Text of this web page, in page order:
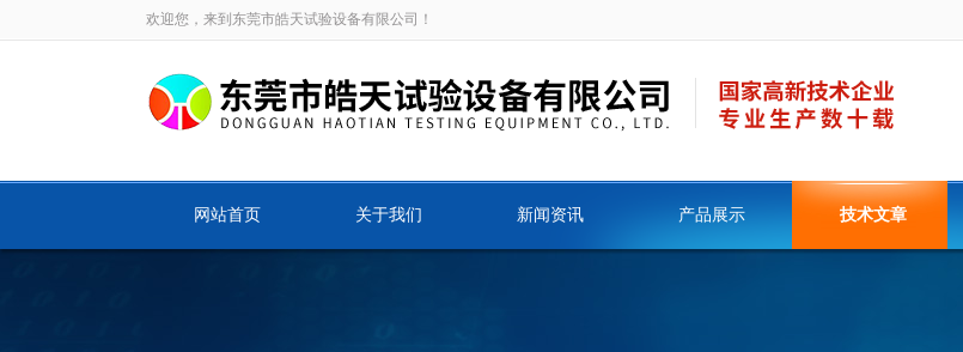
欢迎您，来到东莞市皓天试验设备有限公司！
网站首页 关于我们 新闻资讯 产品展示 技术文章